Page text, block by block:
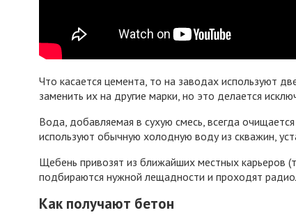
Что касается цемента, то на заводах используют
заменить их на другие марки, но это делается
Вода, добавляемая в сухую смесь, всегда
используют обычную холодную воду из скважин,
Щебень привозят из ближайших местных карьеров
подбираются нужной лещадности и проходят
Как получают бетон